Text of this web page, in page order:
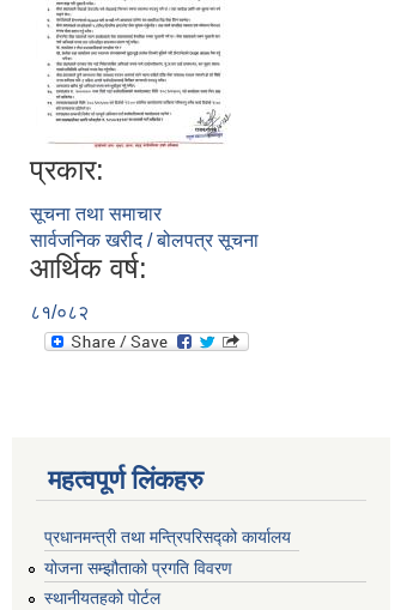
प्रकार:
सूचना तथा समाचार
सार्वजनिक खरीद / बोलपत्र सूचना
आर्थिक वर्ष:
८१/०८२
महत्वपूर्ण लिंकहरु
प्रधानमन्त्री तथा मन्त्रिपरिसद्को कार्यालय
योजना सम्झौताको प्रगति विवरण
स्थानीयतहको पोर्टल